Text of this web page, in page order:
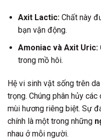
Axit Lactic:Chất này
bạn vận động.
Amoniac và Axit Uric:
trong mồ hôi.
Hệ vi sinh vật sống trên
trọng. Chúng phân hủy
mùi hương riêng biệt. Sự
chính là một trong những
nhau ở mỗi người.